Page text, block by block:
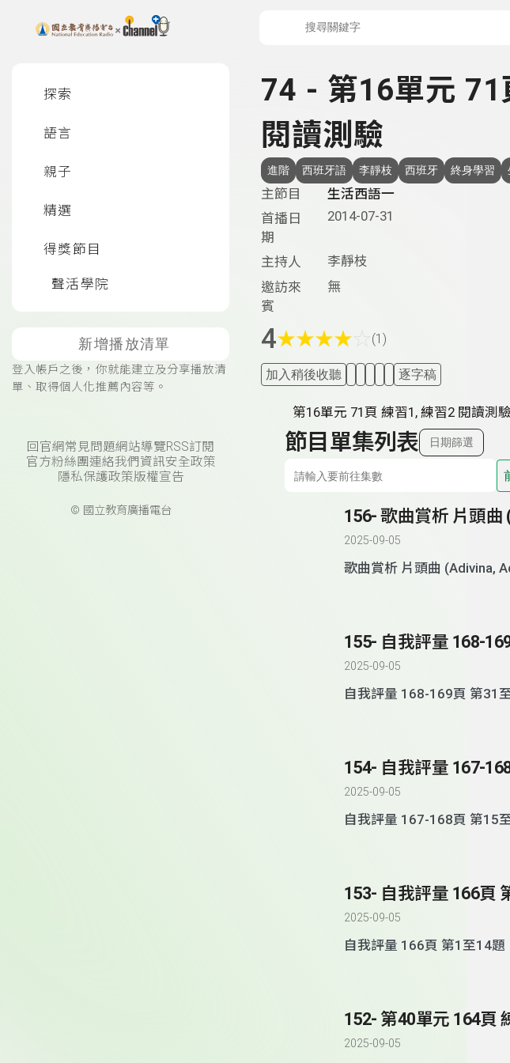
上方功能區塊
探索
語言
親子
精選
得獎節目
聲活學院
新增播放清單
登入帳戶之後，你就能建立及分享播放清
單、取得個人化推薦內容等。
回官網常見問題網站導覽RSS訂閱
官方粉絲團連絡我們 資訊安全政策
隱私保護政策版權宣告
© 國立教育廣播電台
74 - 第16單元 71
閱讀測驗
進階 西班牙語 李靜枝 西班牙 終身學習
主節目
生活西語一
首播日
期
2014-07-31
主持人
李靜枝
邀訪來
賓
無
4★★★★ (1)
加入稍後收聽 逐字稿
第16單元 71頁 練習1, 練習2 閱讀測驗
節目單集列表 日期篩選
2025-09-05
155- 自我評量 168-
2025-09-05
自我評量 168-
154- 自我評量 167-
2025-09-05
自我評量 167-
153- 自我評量 166頁
2025-09-05
自我評量 166頁 第1至14題
2025-09-05